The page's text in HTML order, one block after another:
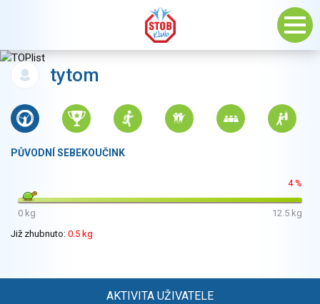
tytom
PŮVODNÍ SEBEKOUČINK
4 %
0 kg
12.5 kg
Již zhubnuto: 0.5 kg
AKTIVITA UŽIVATELE